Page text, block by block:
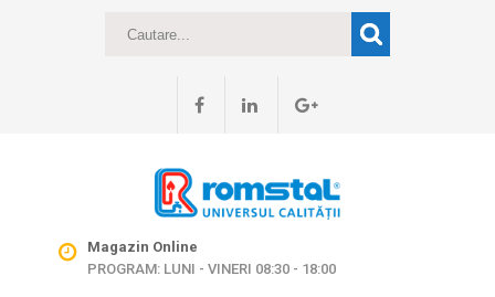
Magazin Online
PROGRAM: LUNI - VINERI 08:30 - 18:00